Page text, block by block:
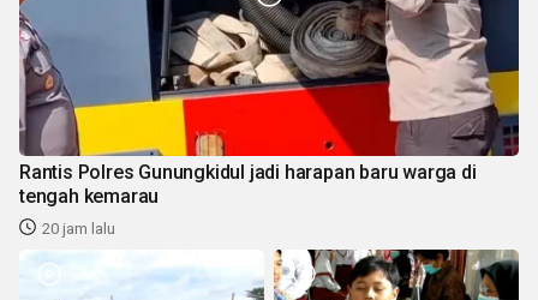
Rantis Polres Gunungkidul jadi harapan baru warga di
tengah kemarau
20 jam lalu